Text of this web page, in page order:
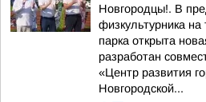
Новгородцы!. В
физкультурника на
парка открыта
разработан
«Центр развития
Новгородской...